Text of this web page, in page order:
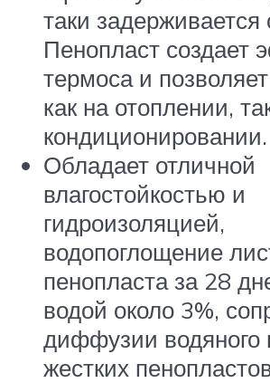
таки задерживается
Пенопласт создает
термоса и
как на отоплении,
кондиционировании.
Обладает отличной
влагостойкостью и
гидроизоляцией,
водопоглощение
пенопласта за 28
водой около 3%,
диффузии водяного
жестких